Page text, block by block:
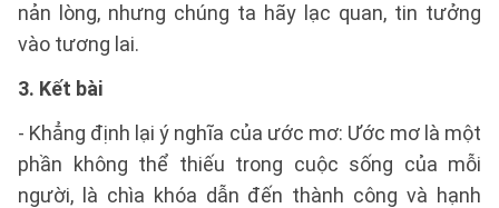
nản lòng, nhưng chúng ta hãy lạc quan, tin tưởng
vào tương lai.
3. Kết bài
- Khẳng định lại ý nghĩa của ước mơ: Ước mơ là một
phần không thể thiếu trong cuộc sống của mỗi
người, là chìa khóa dẫn đến thành công và hạnh